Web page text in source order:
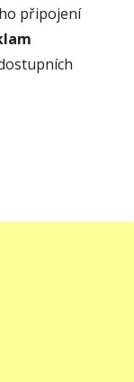
připojení